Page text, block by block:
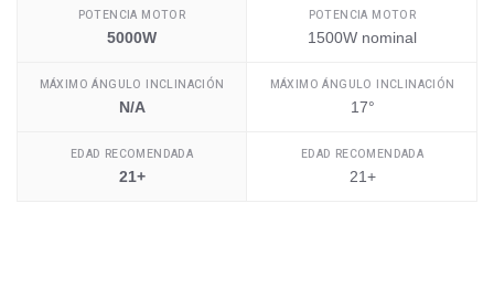
POTENCIA MOTOR
5000W
MÁXIMO ÁNGULO INCLINACIÓN
N/A
EDAD RECOMENDADA
21+
POTENCIA MOTOR
1500W nominal
MÁXIMO ÁNGULO INCLINACIÓN
17°
EDAD RECOMENDADA
21+